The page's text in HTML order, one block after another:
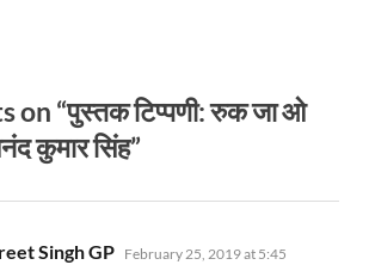
on “पुस्तक टिप्पणी: रुक जा ओ
कुमार सिंह”
Singh GP says:
February 25, 2019 at 5:45